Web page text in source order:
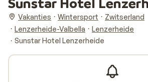
Vakanties Wintersport
Zwitserland
Lenzerheide-Valbella
Lenzerheide
Sunstar Hotel Lenzerheide